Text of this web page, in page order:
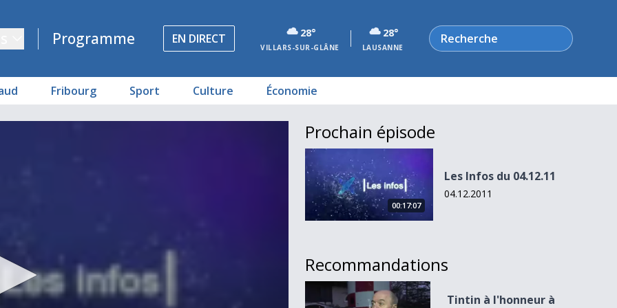
Programme EN DIRECT 28°
VILLARS-SUR-GLÂNE
28°
LAUSANNE
Rechercher
Fribourg Sport Culture Économie
Prochain épisode
Les Infos du 04.12.11
00:17:07
Les Infos du 04.12.11
04.12.2011
Recommandations
Tintin à l&#039;honneur à Genève
Tintin à l'honneur à